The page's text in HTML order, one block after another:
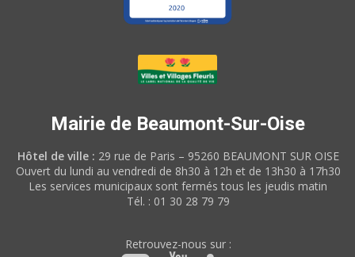
Mairie de Beaumont-Sur-Oise
Hôtel de ville : 29 rue de Paris – 95260 BEAUMONT SUR OISE
Ouvert du lundi au vendredi de 8h30 à 12h et de 13h30 à 17h30
Les services municipaux sont fermés tous les jeudis matin
Tél. : 01 30 28 79 79
Retrouvez-nous sur :